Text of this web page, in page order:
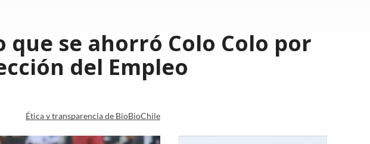
se ahorró Colo Colo por
del Empleo
Ética y transparencia de BioBioChile